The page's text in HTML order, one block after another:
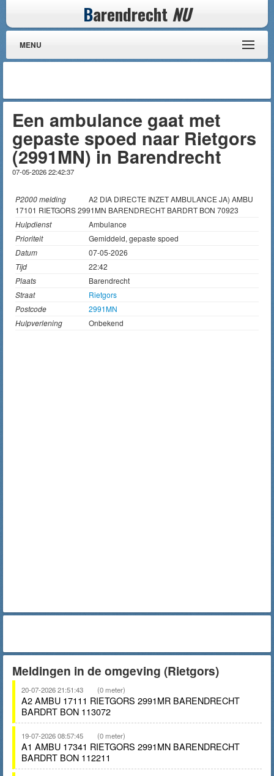
Barendrecht NU
MENU
Een ambulance gaat met
gepaste spoed naar Rietgors
(2991MN) in Barendrecht
07-05-2026 22:42:37
P2000 melding
A2 DIA DIRECTE INZET AMBULANCE JA) AMBU
17101 RIETGORS 2991MN BARENDRECHT BARDRT BON 70923
Hulpdienst
Ambulance
Prioriteit
Gemiddeld, gepaste spoed
Datum
07-05-2026
Tijd
22:42
Plaats
Barendrecht
Straat
Rietgors
Postcode
2991MN
Hulpverlening
Onbekend
Meldingen in de omgeving (Rietgors)
20-07-2026 21:51:43 (0 meter)
A2 AMBU 17111 RIETGORS 2991MR BARENDRECHT
BARDRT BON 113072
19-07-2026 08:57:45 (0 meter)
A1 AMBU 17341 RIETGORS 2991MN BARENDRECHT
BARDRT BON 112211